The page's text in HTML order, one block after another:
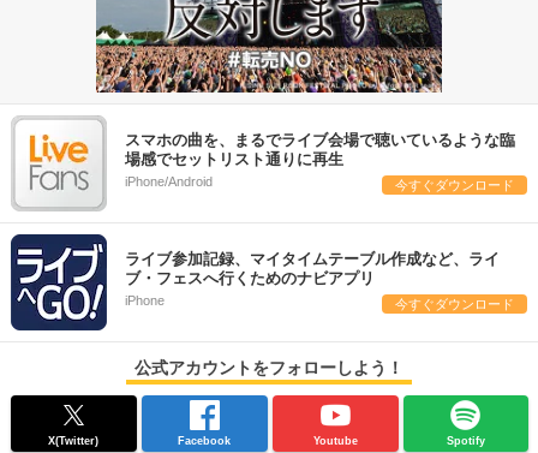
スマホの曲を、まるでライブ会場で聴いているような臨
場感でセットリスト通りに再生
iPhone/Android 今すぐダウンロード
ライブ参加記録、マイタイムテーブル作成など、ライ
ブ・フェスへ行くためのナビアプリ
iPhone 今すぐダウンロード
公式アカウントをフォローしよう！
X(Twitter) Facebook Youtube Spotify